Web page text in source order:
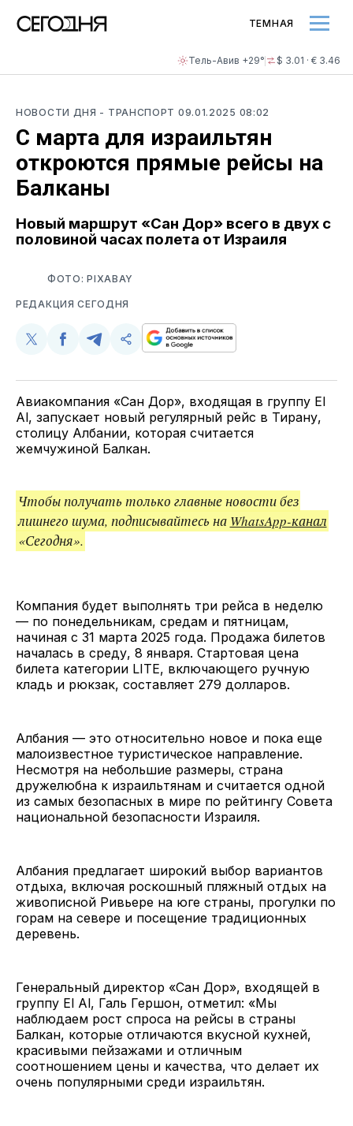
Тель-Авив +29° $ 3.01 · € 3.46
ТЕМНАЯ
НОВОСТИ ДНЯ - ТРАНСПОРТ 09.01.2025 08:02
С марта для израильтян
откроются прямые рейсы на
Балканы
Новый маршрут «Сан Дор» всего в двух с
половиной часах полета от Израиля
ФОТО: PIXABAY
РЕДАКЦИЯ СЕГОДНЯ
Поделиться
Twitter
Поделиться
Facebook
Поделиться
Telegram
Скопируйте
поделитесь
ссылкой
Авиакомпания «Сан Дор», входящая в группу El
Al, запускает новый регулярный рейс в Тирану,
столицу Албании, которая считается
жемчужиной Балкан.
Чтобы получать только главные новости без
лишнего шума, подписывайтесь на WhatsApp-канал
«Сегодня».
Компания будет выполнять три рейса в неделю
— по понедельникам, средам и пятницам,
начиная с 31 марта 2025 года. Продажа билетов
началась в среду, 8 января. Стартовая цена
билета категории LITE, включающего ручную
кладь и рюкзак, составляет 279 долларов.
Албания — это относительно новое и пока еще
малоизвестное туристическое направление.
Несмотря на небольшие размеры, страна
дружелюбна к израильтянам и считается одной
из самых безопасных в мире по рейтингу Совета
национальной безопасности Израиля.
Албания предлагает широкий выбор вариантов
отдыха, включая роскошный пляжный отдых на
живописной Ривьере на юге страны, прогулки по
горам на севере и посещение традиционных
деревень.
Генеральный директор «Сан Дор», входящей в
группу El Al, Галь Гершон, отметил: «Мы
наблюдаем рост спроса на рейсы в страны
Балкан, которые отличаются вкусной кухней,
красивыми пейзажами и отличным
соотношением цены и качества, что делает их
очень популярными среди израильтян.